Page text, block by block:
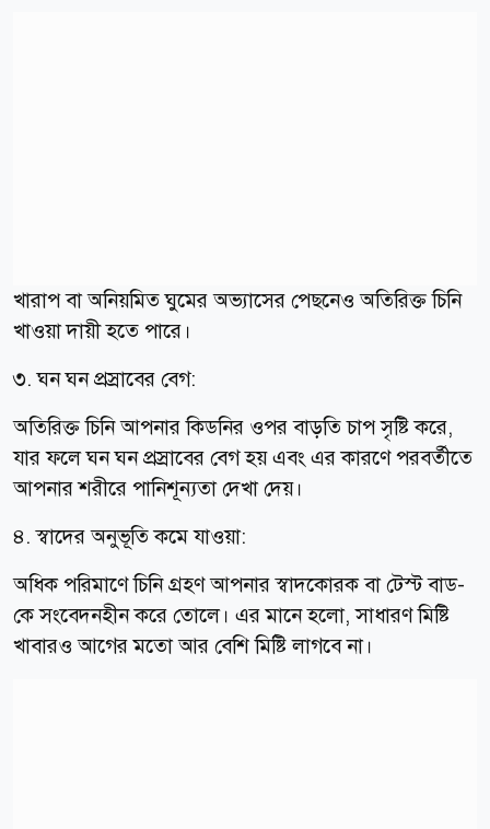
খারাপ বা অনিয়মিত ঘুমের অভ্যাসের পেছনেও অতিরিক্ত চিনি
খাওয়া দায়ী হতে পারে।
৩. ঘন ঘন প্রস্রাবের বেগ:
অতিরিক্ত চিনি আপনার কিডনির ওপর বাড়তি চাপ সৃষ্টি করে,
যার ফলে ঘন ঘন প্রস্রাবের বেগ হয় এবং এর কারণে পরবর্তীতে
আপনার শরীরে পানিশূন্যতা দেখা দেয়।
৪. স্বাদের অনুভূতি কমে যাওয়া:
অধিক পরিমাণে চিনি গ্রহণ আপনার স্বাদকোরক বা টেস্ট বাড-
কে সংবেদনহীন করে তোলে। এর মানে হলো, সাধারণ মিষ্টি
খাবারও আগের মতো আর বেশি মিষ্টি লাগবে না।